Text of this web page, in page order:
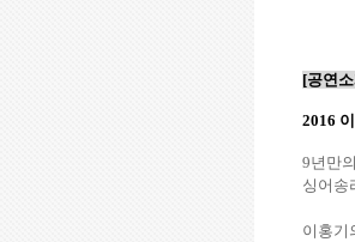
[공연
2016
9년만
싱어송
이홍기